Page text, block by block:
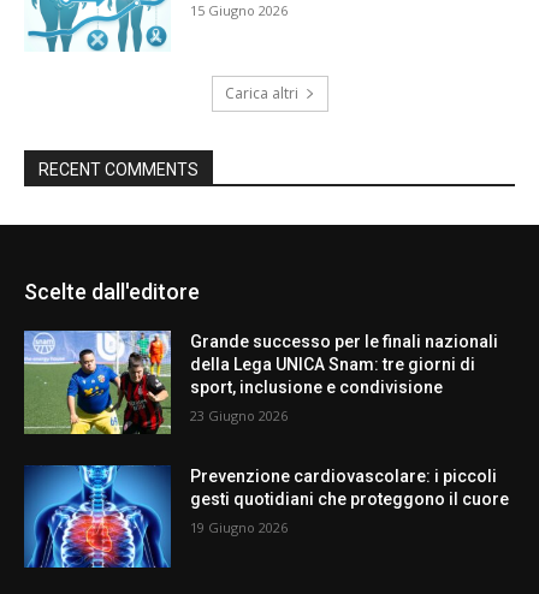
15 Giugno 2026
Carica altri
RECENT COMMENTS
Scelte dall'editore
Grande successo per le finali nazionali
della Lega UNICA Snam: tre giorni di
sport, inclusione e condivisione
23 Giugno 2026
Prevenzione cardiovascolare: i piccoli
gesti quotidiani che proteggono il cuore
19 Giugno 2026